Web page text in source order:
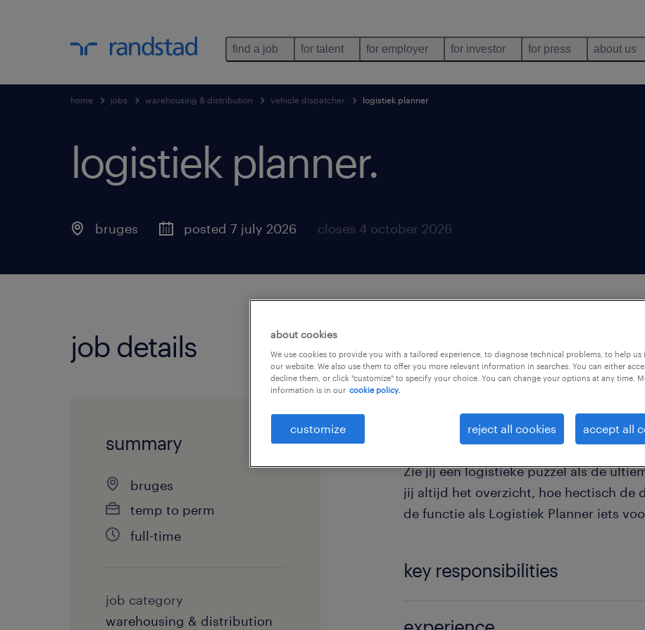
find a job for talent for employer for investor for press about us
home jobs warehousing & distribution vehicle dispatcher logistiek planner
logistiek planner.
bruges posted 7 july 2026 closes 4 october 2026
job details
summary
bruges
temp to perm
full-time
job category
warehousing & distribution
Ben jij klaar om jouw passie voor
dynamische en cruciale rol in de
Zie jij een logistieke puzzel als de
jij altijd het overzicht, hoe hectisch de
de functie als Logistiek Planner iets
key responsibilities
about cookies
We use cookies to provide you with a tailored experience, to diagnose technical problems, to help us
our website. We also use them to offer you more relevant information in searches. You can either
decline them, or click "customize" to specify your choice. You can change your options at any time.
information is in our cookie policy.
customize reject all cookies accept all